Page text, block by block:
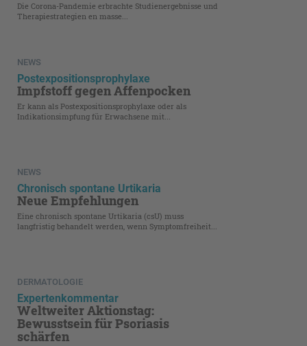
Die Corona-Pandemie erbrachte Studienergebnisse und
Therapiestrategien en masse...
NEWS
Postexpositionsprophylaxe
Impfstoff gegen Affenpocken
Er kann als Postexpositions­prophylaxe oder als
Indikationsimpfung für Erwachsene mit...
NEWS
Chronisch spontane Urtikaria
Neue Empfehlungen
Eine chronisch spontane Urtikaria (csU) muss
langfristig behandelt werden, wenn Symptomfreiheit...
DERMATOLOGIE
Expertenkommentar
Weltweiter Aktionstag:
Bewusstsein für Psoriasis
schärfen